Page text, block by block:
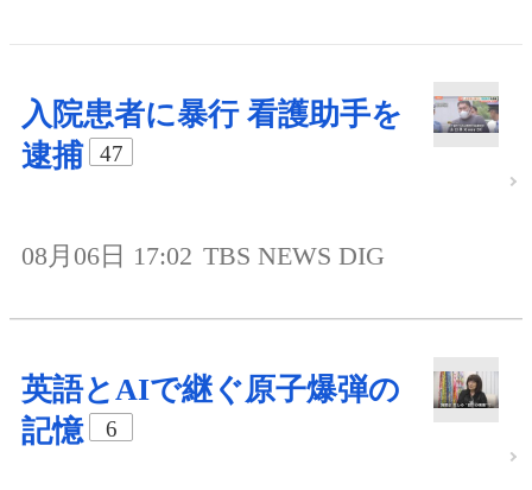
入院患者に暴行 看護助手を
逮捕
47
08月06日 17:02 TBS NEWS DIG
英語とAIで継ぐ原子爆弾の
記憶
6